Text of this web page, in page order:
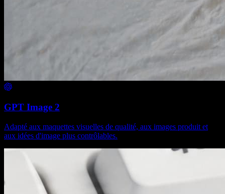
GPT Image 2
Adapté aux maquettes visuelles de qualité, aux images produit et
aux idées d'image plus contrôlables.